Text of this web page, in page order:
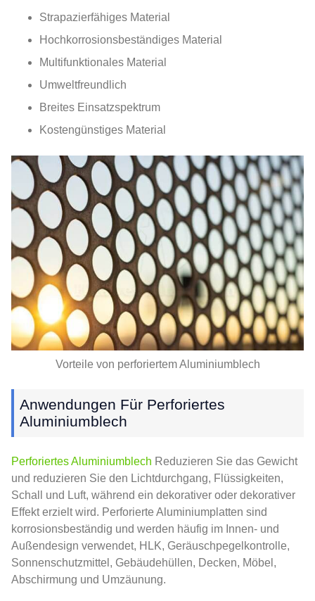
Strapazierfähiges Material
Hochkorrosionsbeständiges Material
Multifunktionales Material
Umweltfreundlich
Breites Einsatzspektrum
Kostengünstiges Material
Vorteile von perforiertem Aluminiumblech
Anwendungen Für Perforiertes
Aluminiumblech
Perforiertes Aluminiumblech Reduzieren Sie das Gewicht
und reduzieren Sie den Lichtdurchgang, Flüssigkeiten,
Schall und Luft, während ein dekorativer oder dekorativer
Effekt erzielt wird. Perforierte Aluminiumplatten sind
korrosionsbeständig und werden häufig im Innen- und
Außendesign verwendet, HLK, Geräuschpegelkontrolle,
Sonnenschutzmittel, Gebäudehüllen, Decken, Möbel,
Abschirmung und Umzäunung.